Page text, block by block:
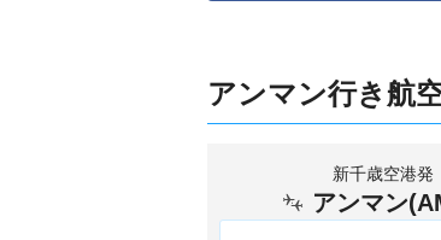
アンマン行き航
新千歳空港発
アンマン